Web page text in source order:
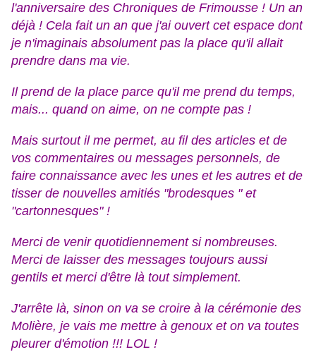
l'anniversaire des Chroniques de Frimousse ! Un an
déjà ! Cela fait un an que j'ai ouvert cet espace dont
je n'imaginais absolument pas la place qu'il allait
prendre dans ma vie.
Il prend de la place parce qu'il me prend du temps,
mais... quand on aime, on ne compte pas !
Mais surtout il me permet, au fil des articles et de
vos commentaires ou messages personnels, de
faire connaissance avec les unes et les autres et de
tisser de nouvelles amitiés "brodesques " et
"cartonnesques" !
Merci de venir quotidiennement si nombreuses.
Merci de laisser des messages toujours aussi
gentils et merci d'être là tout simplement.
J'arrête là, sinon on va se croire à la cérémonie des
Molière, je vais me mettre à genoux et on va toutes
pleurer d'émotion !!! LOL !